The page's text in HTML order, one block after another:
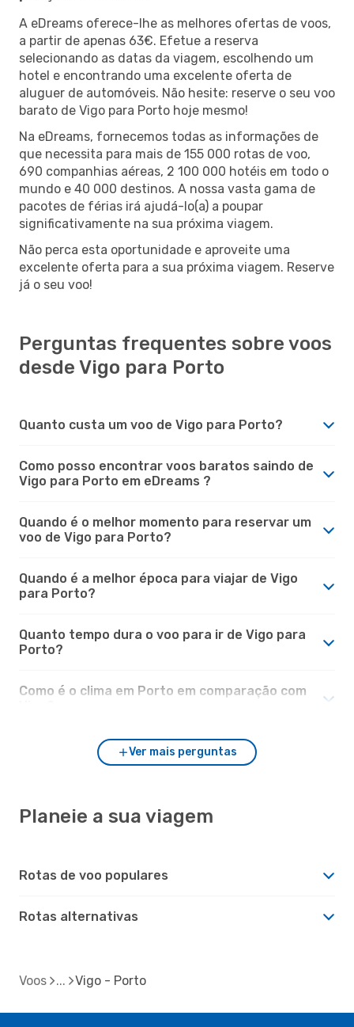
A eDreams oferece-lhe as melhores ofertas de voos,
a partir de apenas 63€. Efetue a reserva
selecionando as datas da viagem, escolhendo um
hotel e encontrando uma excelente oferta de
aluguer de automóveis. Não hesite: reserve o seu voo
barato de Vigo para Porto hoje mesmo!
Na eDreams, fornecemos todas as informações de
que necessita para mais de 155 000 rotas de voo,
690 companhias aéreas, 2 100 000 hotéis em todo o
mundo e 40 000 destinos. A nossa vasta gama de
pacotes de férias irá ajudá-lo(a) a poupar
significativamente na sua próxima viagem.
Não perca esta oportunidade e aproveite uma
excelente oferta para a sua próxima viagem. Reserve
já o seu voo!
Perguntas frequentes sobre voos
desde Vigo para Porto
Quanto custa um voo de Vigo para Porto?
Como posso encontrar voos baratos saindo de
Vigo para Porto em eDreams ?
Quando é o melhor momento para reservar um
voo de Vigo para Porto?
Quando é a melhor época para viajar de Vigo
para Porto?
Quanto tempo dura o voo para ir de Vigo para
Porto?
Como é o clima em Porto em comparação com
Ver mais perguntas
Planeie a sua viagem
Rotas de voo populares
Rotas alternativas
Voos Vigo - Porto